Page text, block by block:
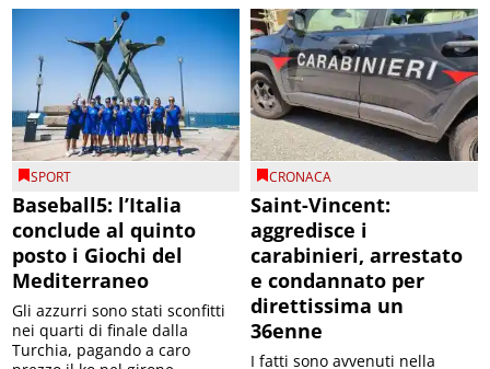
SPORT
Baseball5: l’Italia
conclude al quinto
posto i Giochi del
Mediterraneo
Gli azzurri sono stati sconfitti
nei quarti di finale dalla
Turchia, pagando a caro
CRONACA
Saint-Vincent:
aggredisce i
carabinieri, arrestato
e condannato per
direttissima un
36enne
I fatti sono avvenuti nella